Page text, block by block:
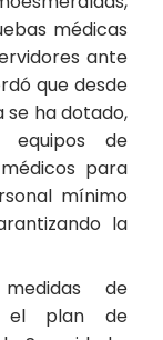
médicas
ante
que desde
se ha dotado,
equipos de
para
mínimo
la
de
el plan de